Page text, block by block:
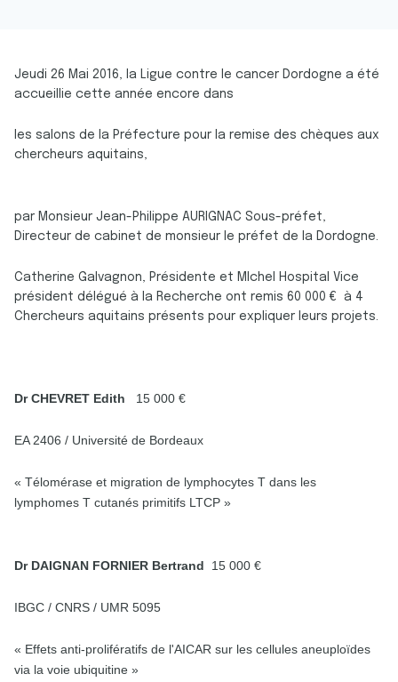
Jeudi 26 Mai 2016, la Ligue contre le cancer Dordogne a été
accueillie cette année encore dans
les salons de la Préfecture pour la remise des chèques aux
chercheurs aquitains,
par Monsieur Jean-Philippe AURIGNAC Sous-préfet,
Directeur de cabinet de monsieur le préfet de la Dordogne.
Catherine Galvagnon, Présidente et MIchel Hospital Vice
président délégué à la Recherche ont remis 60 000 € à 4
Chercheurs aquitains présents pour expliquer leurs projets.
Dr CHEVRET Edith 15 000 €
EA 2406 / Université de Bordeaux
« Télomérase et migration de lymphocytes T dans les
lymphomes T cutanés primitifs LTCP »
Dr DAIGNAN FORNIER Bertrand 15 000 €
IBGC / CNRS / UMR 5095
« Effets anti-prolifératifs de l'AICAR sur les cellules aneuploïdes
via la voie ubiquitine »